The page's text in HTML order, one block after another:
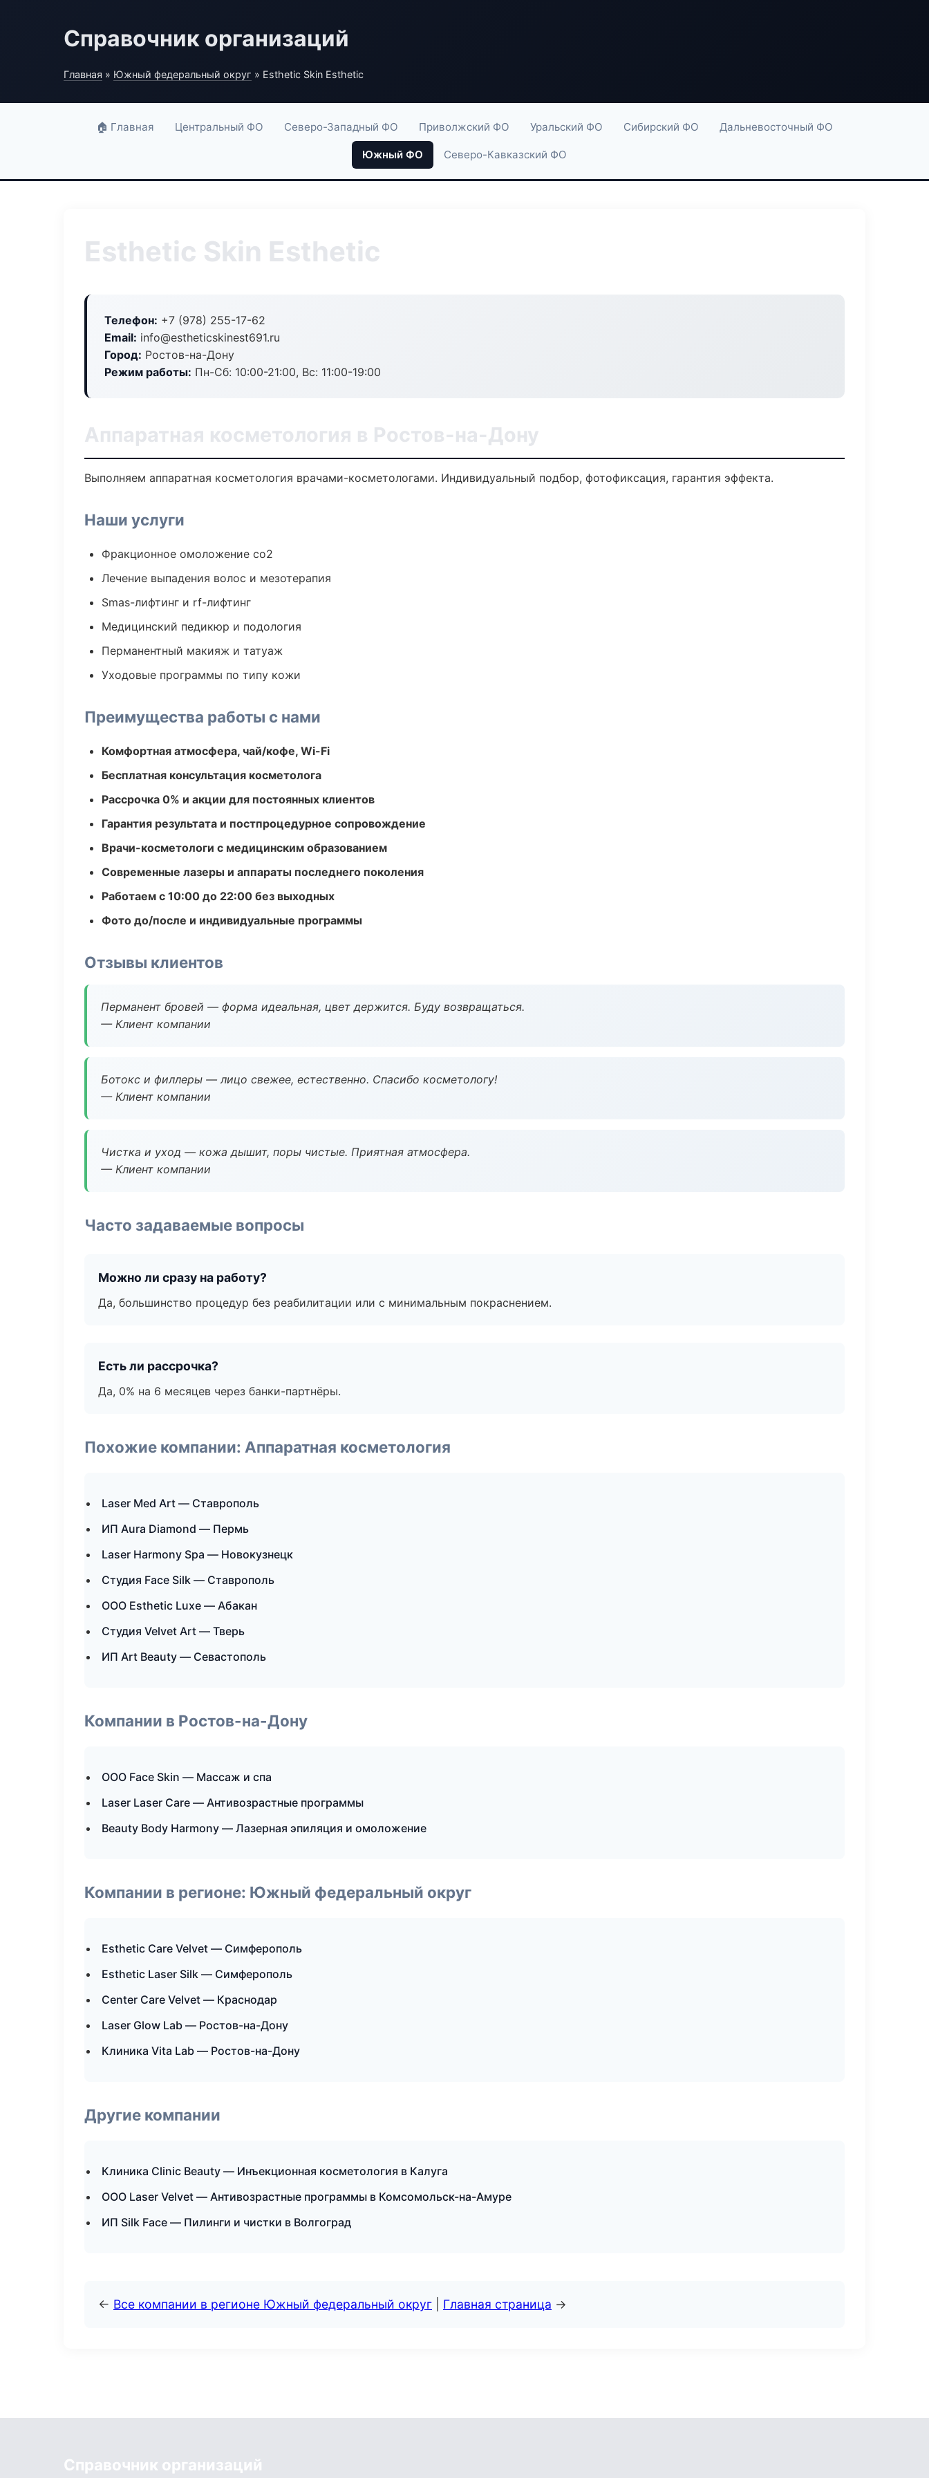
Справочник организаций
Главная » Южный федеральный округ » Esthetic Skin Esthetic
🏠 Главная Центральный ФО Северо-Западный ФО Приволжский ФО Уральский ФО Сибирский ФО Дальневосточный ФО
Южный ФО Северо-Кавказский ФО
Esthetic Skin Esthetic
Телефон: +7 (978) 255-17-62
Email: info@estheticskinest691.ru
Город: Ростов-на-Дону
Режим работы: Пн-Сб: 10:00-21:00, Вс: 11:00-19:00
Аппаратная косметология в Ростов-на-Дону
Выполняем аппаратная косметология врачами-косметологами. Индивидуальный подбор, фотофиксация, гарантия эффекта.
Наши услуги
Фракционное омоложение co2
Лечение выпадения волос и мезотерапия
Smas-лифтинг и rf-лифтинг
Медицинский педикюр и подология
Перманентный макияж и татуаж
Уходовые программы по типу кожи
Преимущества работы с нами
Комфортная атмосфера, чай/кофе, Wi-Fi
Бесплатная консультация косметолога
Рассрочка 0% и акции для постоянных клиентов
Гарантия результата и постпроцедурное сопровождение
Врачи-косметологи с медицинским образованием
Современные лазеры и аппараты последнего поколения
Работаем с 10:00 до 22:00 без выходных
Фото до/после и индивидуальные программы
Отзывы клиентов
Перманент бровей — форма идеальная, цвет держится. Буду возвращаться.
— Клиент компании
Ботокс и филлеры — лицо свежее, естественно. Спасибо косметологу!
— Клиент компании
Чистка и уход — кожа дышит, поры чистые. Приятная атмосфера.
— Клиент компании
Часто задаваемые вопросы
Можно ли сразу на работу?
Да, большинство процедур без реабилитации или с минимальным покраснением.
Есть ли рассрочка?
Да, 0% на 6 месяцев через банки-партнёры.
Похожие компании: Аппаратная косметология
Laser Med Art — Ставрополь
ИП Aura Diamond — Пермь
Laser Harmony Spa — Новокузнецк
Студия Face Silk — Ставрополь
ООО Esthetic Luxe — Абакан
Студия Velvet Art — Тверь
ИП Art Beauty — Севастополь
Компании в Ростов-на-Дону
ООО Face Skin — Массаж и спа
Laser Laser Care — Антивозрастные программы
Beauty Body Harmony — Лазерная эпиляция и омоложение
Компании в регионе: Южный федеральный округ
Esthetic Care Velvet — Симферополь
Esthetic Laser Silk — Симферополь
Center Care Velvet — Краснодар
Laser Glow Lab — Ростов-на-Дону
Клиника Vita Lab — Ростов-на-Дону
Другие компании
Клиника Clinic Beauty — Инъекционная косметология в Калуга
ООО Laser Velvet — Антивозрастные программы в Комсомольск-на-Амуре
ИП Silk Face — Пилинги и чистки в Волгоград
← Все компании в регионе Южный федеральный округ Главная страница →
Справочник организаций